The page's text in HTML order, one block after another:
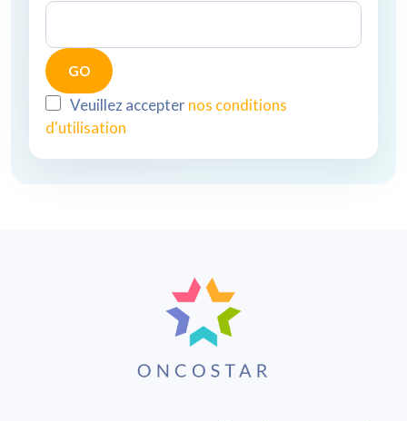
Veuillez accepternos conditions
d'utilisation